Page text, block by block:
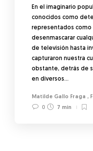
En el imaginario
conocidos como
representados como
desenmascarar
de televisión hasta
capturaron nuestra
obstante, detrás de
en diversos…
Matilde Gallo Fraga ,
0
7 min